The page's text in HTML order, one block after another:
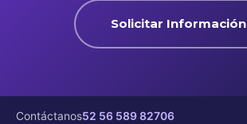
Solicitar Información
Contáctanos52 56 589 82706